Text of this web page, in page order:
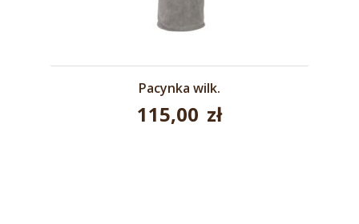
Pacynka wilk.
115,00 zł